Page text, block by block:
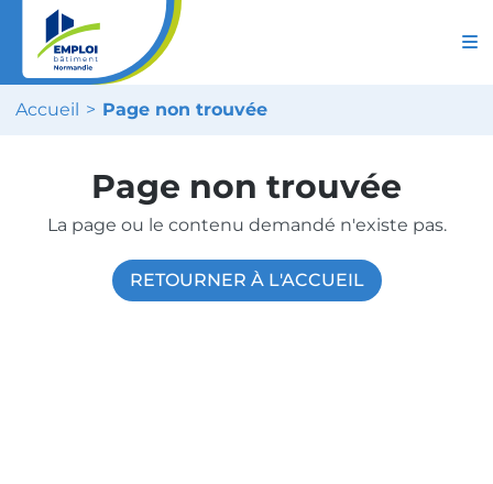
Accueil Page non trouvée
Page non trouvée
La page ou le contenu demandé n'existe pas.
RETOURNER À L'ACCUEIL